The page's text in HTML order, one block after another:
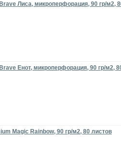
Лиса, микроперфорация, 90 гр/м2,
Енот, микроперфорация, 90 гр/м2,
Magic Rainbow, 90 гр/м2, 80 листов